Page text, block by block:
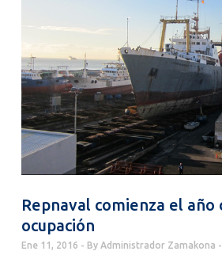
Repnaval comienza el año
ocupación
Ene 11, 2016 By Administrador Zamakona